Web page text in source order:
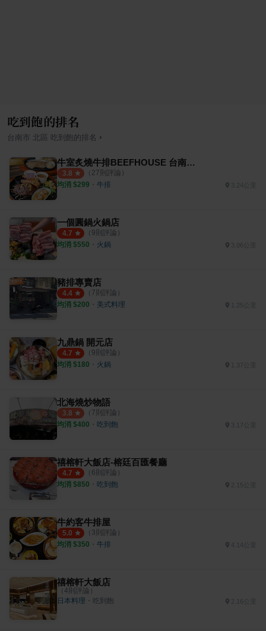
吃到飽的排名
台南市 北區 吃到飽的排名 ›
牛室炙燒牛排BEEFHOUSE 台南海安店
3.8 （ 27則評論）
均消 $299 ・ 牛排 3.24公里
一個圓鍋火鍋店
4.7 （ 9則評論）
均消 $550 ・ 火鍋
豬排專賣店
4.4 （ 7則評論）
均消 $200 ・ 美式料理 1.25公里
九鼎鍋 開元店
4.7 （ 9則評論）
均消 $180 ・ 火鍋
北海燒炒物語
3.8 （ 7則評論）
均消 $400 ・ 吃到飽
禧榕軒大飯店-榕廷百匯餐廳
4.7 （ 6則評論）
均消 $850 ・ 吃到飽 2.15公里
牛約客牛排屋
5.0 （ 3則評論）
均消 $350 ・ 牛排 4.14公里
禧榕軒大飯店
（ 4則評論）
日本料理 ・ 吃到飽